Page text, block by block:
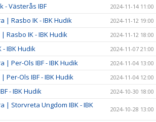
- Västerås IBF 2024-11-14 11:00
| Rasbo IK - IBK Hudik 2024-11-12 19:00
Rasbo IK - IBK Hudik 2024-11-12 18:00
- IBK Hudik 2024-11-07 21:00
| Per-Ols IBF - IBK Hudik 2024-11-04 13:00
Per-Ols IBF - IBK Hudik 2024-11-04 12:00
- IBK Hudik 2024-10-30 18:00
| Storvreta Ungdom IBK - IBK
2024-10-28 13:00